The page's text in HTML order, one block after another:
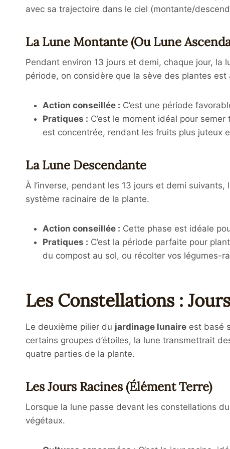
avec sa trajectoire dans le ciel (montante/
La Lune Montante (ou Lune
Pendant environ 13 jours et demi, chaque jour, la
période, on considère que la sève des plantes
Action conseillée : C’est une période
Pratiques : C’est le moment idéal pour
est concentrée, rendant les fruits plus juteux
La Lune Descendante
À l’inverse, pendant les 13 jours et demi
système racinaire de la plante.
Action conseillée : Cette phase est idéale
Pratiques : C’est la période parfaite pour
du compost au sol, ou récolter vos légumes-
Les Constellations :
Le deuxième pilier du jardinage lunaire est basé
certains groupes d’étoiles, la lune transmettrait
quatre parties de la plante.
Les Jours Racines (Élément Terre)
Lorsque la lune passe devant les constellations
végétaux.